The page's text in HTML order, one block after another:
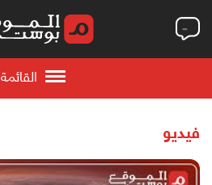
القائمة
فيديو